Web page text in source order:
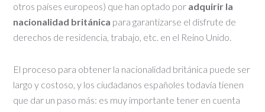
otros países europeos) que han optado por adquirir la
nacionalidad británica para garantizarse el disfrute de
derechos de residencia, trabajo, etc. en el Reino Unido.
El proceso para obtener la nacionalidad británica puede ser
largo y costoso, y los ciudadanos españoles todavía tienen
que dar un paso más: es muy importante tener en cuenta